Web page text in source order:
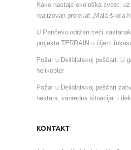
Kako nastaje ekološka svest:
realizovan projekat „Mala škola
U Pančevu održan treći
projekta TERRAIN u čijem
Požar u Deliblatskoj peščari: U
helikopter
Požar u Deliblatskoj peščari
hektara, vanredna situacija u
KONTAKT